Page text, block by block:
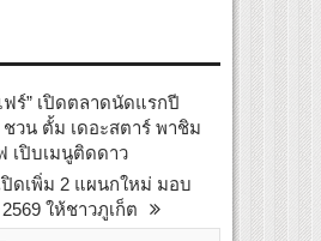
ร์” เปิดตลาดนัดแรกปี
ชวน ตั้ม เดอะสตาร์ พาชิม
เปิบเมนูติดดาว
ปิดเพิ่ม 2 แผนกใหม่ มอบ
ให้ชาวภูเก็ต